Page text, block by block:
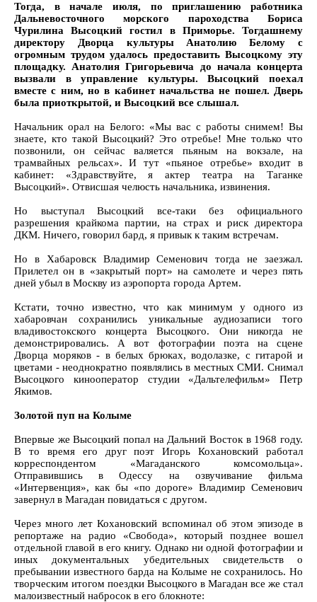
Тогда, в начале июля, по приглашению работника
Дальневосточного морского пароходства Бориса
Чурилина Высоцкий гостил в Приморье. Тогдашнему
директору Дворца культуры Анатолию Белому с
огромным трудом удалось предоставить Высоцкому эту
площадку. Анатолия Григорьевича до начала концерта
вызвали в управление культуры. Высоцкий поехал
вместе с ним, но в кабинет начальства не пошел. Дверь
была приоткрытой, и Высоцкий все слышал.
Начальник орал на Белого: «Мы вас с работы снимем! Вы
знаете, кто такой Высоцкий? Это отребье! Мне только что
позвонили, он сейчас валяется пьяным на вокзале, на
трамвайных рельсах». И тут «пьяное отребье» входит в
кабинет: «Здравствуйте, я актер театра на Таганке
Высоцкий». Отвисшая челюсть начальника, извинения.
Но выступал Высоцкий все-таки без официального
разрешения крайкома партии, на страх и риск директора
ДКМ. Ничего, говорил бард, я привык к таким встречам.
Но в Хабаровск Владимир Семенович тогда не заезжал.
Прилетел он в «закрытый порт» на самолете и через пять
дней убыл в Москву из аэропорта города Артем.
Кстати, точно известно, что как минимум у одного из
хабаровчан сохранились уникальные аудиозаписи того
владивостокского концерта Высоцкого. Они никогда не
демонстрировались. А вот фотографии поэта на сцене
Дворца моряков - в белых брюках, водолазке, с гитарой и
цветами - неоднократно появлялись в местных СМИ. Снимал
Высоцкого кинооператор студии «Дальтелефильм» Петр
Якимов.
Золотой пуп на Колыме
Впервые же Высоцкий попал на Дальний Восток в 1968 году.
В то время его друг поэт Игорь Кохановский работал
корреспондентом «Магаданского комсомольца».
Отправившись в Одессу на озвучивание фильма
«Интервенция», как бы «по дороге» Владимир Семенович
завернул в Магадан повидаться с другом.
Через много лет Кохановский вспоминал об этом эпизоде в
репортаже на радио «Свобода», который позднее вошел
отдельной главой в его книгу. Однако ни одной фотографии и
иных документальных убедительных свидетельств о
пребывании известного барда на Колыме не сохранилось. Но
творческим итогом поездки Высоцкого в Магадан все же стал
малоизвестный набросок в его блокноте: